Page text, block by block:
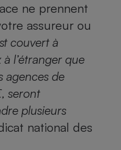
ne prennent
assureur ou
couvert à
l’étranger que
agences de
seront
plusieurs
national des